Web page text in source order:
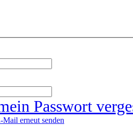
Passwort
erneut senden